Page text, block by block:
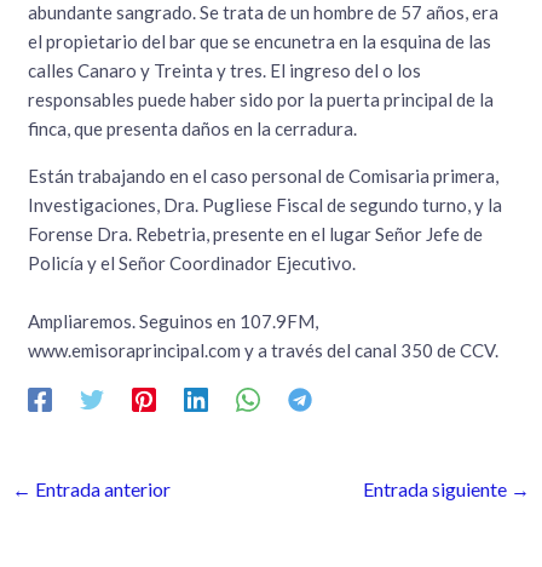
abundante sangrado. Se trata de un hombre de 57 años, era
el propietario del bar que se encunetra en la esquina de las
calles Canaro y Treinta y tres. El ingreso del o los
responsables puede haber sido por la puerta principal de la
finca, que presenta daños en la cerradura.
Están trabajando en el caso personal de Comisaria primera,
Investigaciones, Dra. Pugliese Fiscal de segundo turno, y la
Forense Dra. Rebetria, presente en el lugar Señor Jefe de
Policía y el Señor Coordinador Ejecutivo.
Ampliaremos. Seguinos en 107.9FM,
www.emisoraprincipal.com y a través del canal 350 de CCV.
← Entrada anterior Entrada siguiente →